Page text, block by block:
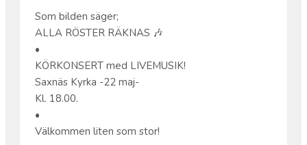
Som bilden säger;
ALLA RÖSTER RÄKNAS 🎶
•
KÖRKONSERT med LIVEMUSIK!
Saxnäs Kyrka -22 maj-
Kl. 18.00.
•
Välkommen liten som stor!